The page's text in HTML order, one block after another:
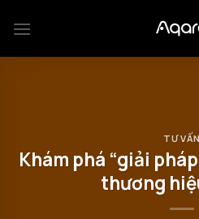
qua
TƯ VẤN
Khám phá “giải
thương